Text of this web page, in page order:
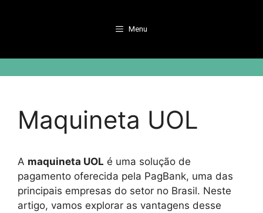
Menu
Maquineta UOL
A maquineta UOL é uma solução de
pagamento oferecida pela PagBank, uma das
principais empresas do setor no Brasil. Neste
artigo, vamos explorar as vantagens desse